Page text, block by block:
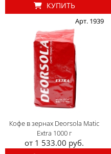
КУПИТЬ
Арт. 1939
Кофе в зернах Deorsola Matic
Extra 1000 г
от 1 533.00 руб.